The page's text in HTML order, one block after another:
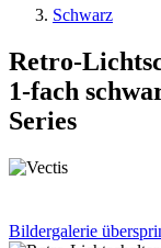
Schwarz
Retro-
1-fach
Series
Bildergalerie